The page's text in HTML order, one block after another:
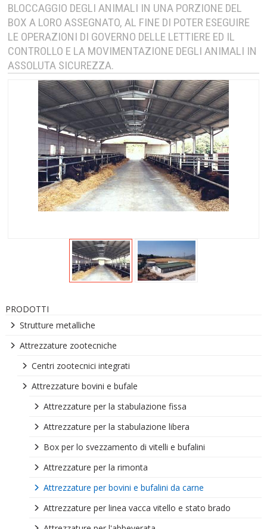
BLOCCAGGIO DEGLI ANIMALI IN UNA PORZIONE DEL
BOX A LORO ASSEGNATO, AL FINE DI POTER ESEGUIRE
LE OPERAZIONI DI GOVERNO DELLE LETTIERE ED IL
CONTROLLO E LA MOVIMENTAZIONE DEGLI ANIMALI IN
ASSOLUTA SICUREZZA.
PRODOTTI
Strutture metalliche
Attrezzature zootecniche
Centri zootecnici integrati
Attrezzature bovini e bufale
Attrezzature per la stabulazione fissa
Attrezzature per la stabulazione libera
Box per lo svezzamento di vitelli e bufalini
Attrezzature per la rimonta
Attrezzature per bovini e bufalini da carne
Attrezzature per linea vacca vitello e stato brado